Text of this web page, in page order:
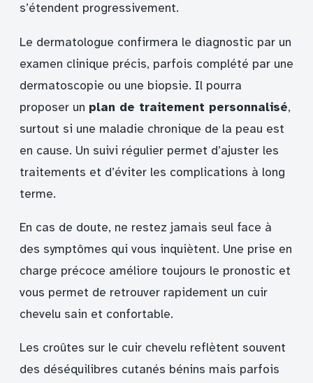
s’étendent progressivement.
Le dermatologue confirmera le diagnostic par un
examen clinique précis, parfois complété par une
dermatoscopie ou une biopsie. Il pourra
proposer un plan de traitement personnalisé,
surtout si une maladie chronique de la peau est
en cause. Un suivi régulier permet d’ajuster les
traitements et d’éviter les complications à long
terme.
En cas de doute, ne restez jamais seul face à
des symptômes qui vous inquiètent. Une prise en
charge précoce améliore toujours le pronostic et
vous permet de retrouver rapidement un cuir
chevelu sain et confortable.
Les croûtes sur le cuir chevelu reflètent souvent
des déséquilibres cutanés bénins mais parfois